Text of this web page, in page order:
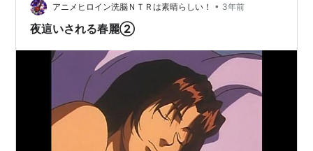
アニメヒロイン洗脳ＮＴＲは素晴らしい！ • 3年前
夜這いされる春麗②